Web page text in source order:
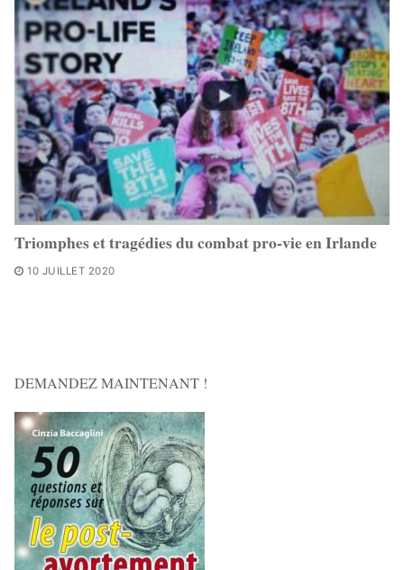
Triomphes et tragédies du combat pro-vie en Irlande
10 JUILLET 2020
DEMANDEZ MAINTENANT !